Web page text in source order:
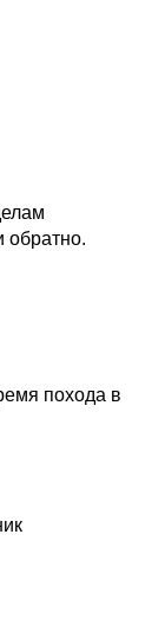
обратно.
похода в